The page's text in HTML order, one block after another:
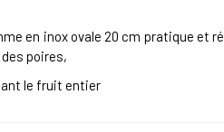
en inox ovale 20 cm pratique et
poires,
le fruit entier